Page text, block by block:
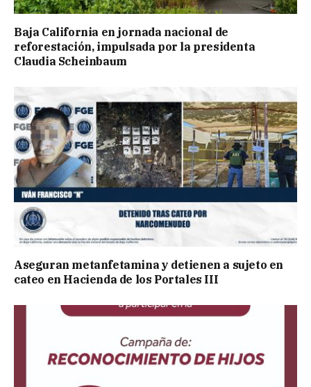
Baja California en jornada nacional de
reforestación, impulsada por la presidenta
Claudia Scheinbaum
Aseguran metanfetamina y detienen a sujeto en
cateo en Hacienda de los Portales III